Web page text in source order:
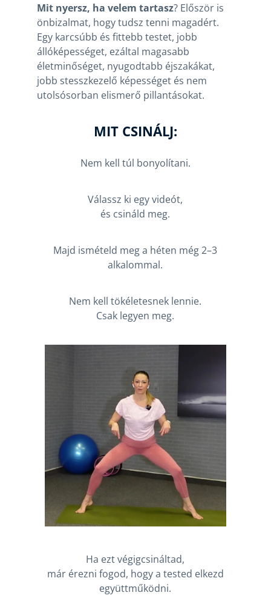
Mit nyersz, ha velem tartasz? Először is
önbizalmat, hogy tudsz tenni magadért.
Egy karcsúbb és fittebb testet, jobb
állóképességet, ezáltal magasabb
életminőséget, nyugodtabb éjszakákat,
jobb stesszkezelő képességet és nem
utolsósorban elismerő pillantásokat.
MIT CSINÁLJ:
Nem kell túl bonyolítani.
Válassz ki egy videót,
és csináld meg.
Majd ismételd meg a héten még 2–3
alkalommal.
Nem kell tökéletesnek lennie.
Csak legyen meg.
Ha ezt végigcsináltad,
már érezni fogod, hogy a tested elkezd
együttműködni.